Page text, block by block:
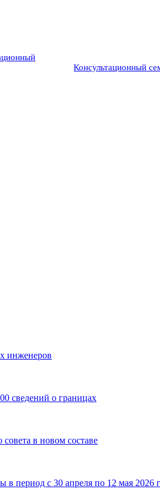
Консультационный
инженеров
сведений о границах
в новом составе
период с 30 апреля по 12 мая 2026